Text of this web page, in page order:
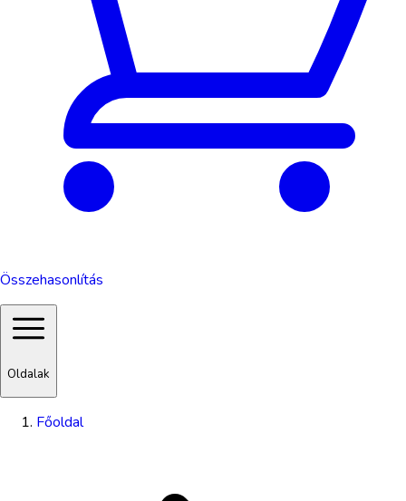
Összehasonlítás
Oldalak
Főoldal